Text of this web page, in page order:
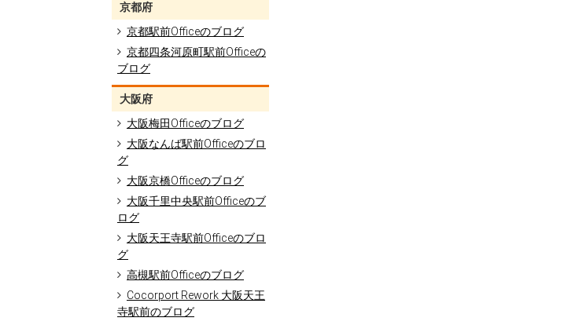
京都府
京都駅前Officeのブログ
京都四条河原町駅前Officeの
ブログ
大阪府
大阪梅田Officeのブログ
大阪なんば駅前Officeのブロ
グ
大阪京橋Officeのブログ
大阪千里中央駅前Officeのブ
ログ
大阪天王寺駅前Officeのブロ
グ
高槻駅前Officeのブログ
Cocorport Rework 大阪天王
寺駅前のブログ